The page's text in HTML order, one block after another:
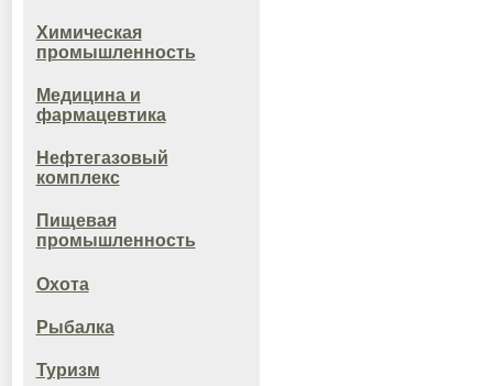
Химическая
промышленность
Медицина и
фармацевтика
Нефтегазовый
комплекс
Пищевая
промышленность
Охота
Рыбалка
Туризм